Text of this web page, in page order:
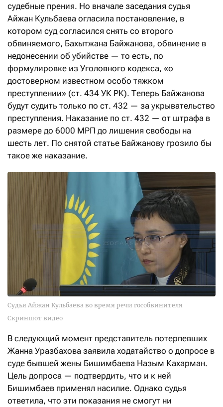
судебные прения. Но вначале заседания судья
Айжан Кульбаева огласила постановление, в
котором суд согласился снять со второго
обвиняемого, Бахытжана Байжанова, обвинение в
недонесении об убийстве — то есть, по
формулировке из Уголовного кодекса, «о
достоверном известном особо тяжком
преступлении» (ст. 434 УК РК). Теперь Байжанова
будут судить только по ст. 432 — за укрывательство
преступления. Наказание по ст. 432 — от штрафа в
размере до 6000 МРП до лишения свободы на
шесть лет. По снятой статье Байжанову грозило бы
такое же наказание.
Судья Айжан Кульбаева во время речи гособвинителя
Скриншот видео
В следующий момент представитель потерпевших
Жанна Уразбахова заявила ходатайство о допросе в
суде бывшей жены Бишимбаева Назым Кахарман.
Цель допроса — подтвердить, что и к ней
Бишимбаев применял насилие. Однако судья
ответила, что эти показания не смогут ни